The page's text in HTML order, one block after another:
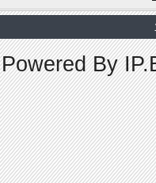
Powered By